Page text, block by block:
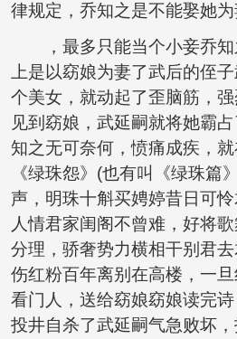
律规定，乔知之是不能娶她
，最多只能当个小妾乔知
上是以窈娘为妻了武后的侄
个美女，就动起了歪脑筋，
见到窈娘，武延嗣就将她霸
知之无可奈何，愤痛成疾，
《绿珠怨》(也有叫《绿珠篇
声，明珠十斛买娉婷昔日可
人情君家闺阁不曾难，好将
分理，骄奢势力横相干别君
伤红粉百年离别在高楼，一
看门人，送给窈娘窈娘读完
投井自杀了武延嗣气急败坏